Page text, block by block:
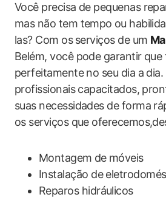
Você precisa ‌de pequenas
mas não tem tempo⁤ ou
las? Com os ⁢serviços de um
Belém, você pode garantir
perfeitamente no seu dia a
profissionais capacitados,
suas necessidades de forma
os serviços que
Montagem⁣ de móveis
Instalação de
Reparos hidráulicos